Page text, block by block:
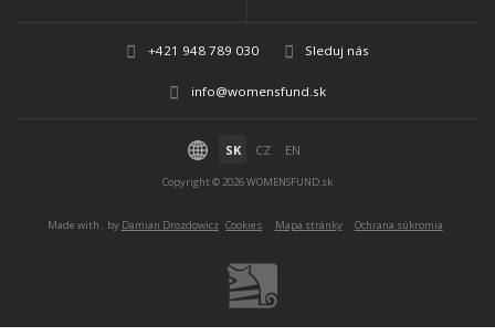
+421 948 789 030 Sleduj nás
info@womensfund.sk
SK CZ EN
Copyright © 2026 WOMENSFUND.sk
Made with by Damian Drozdowicz Cookies Mapa stránky Ochrana súkromia